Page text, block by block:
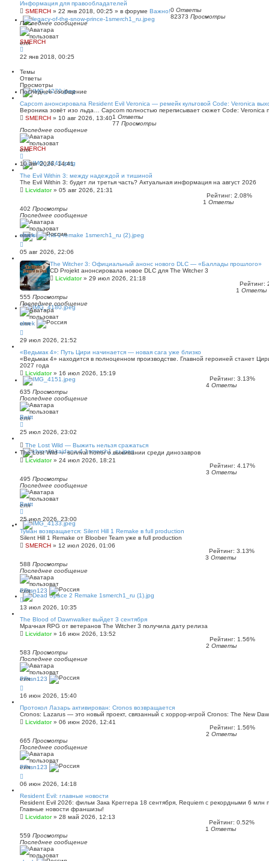
Информация для правообладателей
SMERCH » 22 янв 2018, 00:25 » в форуме Важно!0 Ответы
82373 Просмотры
Последнее сообщение
SMERCH
22 янв 2018, 00:25
Темы
Ответы
Просмотры
Последнее сообщение
Capcom анонсировала Resident Evil Veronica — ремейк культовой Code: Veronica
Вероника зовёт изо льда… Capcom полностью переписывает сюжет Code: Veronica
SMERCH » 10 авг 2026, 13:401 Ответы
77 Просмотры
Последнее сообщение
SMERCH
10 авг 2026, 14:41
The Evil Within 3: между надеждой и тишиной
The Evil Within 3: будет ли третья часть? Актуальная информация на август 2026
Licvidator» 05 авг 2026, 21:31
Рейтинг: 2.08%
1 Ответы
402 Просмотры
Последнее сообщение
shrek
05 авг 2026, 22:06
The Witcher 3: Официальный анонс нового DLC — «Баллады прошлого»
CD Projekt анонсировала новое DLC для The Witcher 3
Licvidator» 29 июл 2026, 21:18
Рейтинг:
1 Ответы
555 Просмотры
Последнее сообщение
shrek
29 июл 2026, 21:52
«Ведьмак 4»: Путь Цири начинается — новая сага уже близко
«Ведьмак 4» находится в полноценном производстве. Главной героиней станет
2027 года
Licvidator» 16 июл 2026, 15:19
Рейтинг: 3.13%
4 Ответы
635 Просмотры
Последнее сообщение
Bottt
25 июл 2026, 23:02
The Lost Wild — Выжить нельзя сражаться
The Lost Wild — survival horror о выживании среди динозавров
Licvidator» 24 июл 2026, 18:21
Рейтинг: 4.17%
3 Ответы
495 Просмотры
Последнее сообщение
Bottt
25 июл 2026, 23:00
Туман возвращается: Silent Hill 1 Remake в full production
Silent Hill 1 Remake от Bloober Team уже в full production
SMERCH » 12 июл 2026, 01:06
Рейтинг: 3.13%
3 Ответы
588 Просмотры
Последнее сообщение
PPtsn123
13 июл 2026, 10:35
The Blood of Dawnwalker выйдет 3 сентября
Мрачная RPG от ветеранов The Witcher 3 получила дату релиза
Licvidator» 16 июн 2026, 13:52
Рейтинг: 1.56%
2 Ответы
583 Просмотры
Последнее сообщение
PPtsn123
16 июн 2026, 15:40
Протокол Лазарь активирован: Cronos возвращается
Cronos: Lazarus — это новый проект, связанный с хоррор-игрой Cronos: The New
Licvidator» 06 июн 2026, 12:41
Рейтинг: 1.56%
2 Ответы
665 Просмотры
Последнее сообщение
PPtsn123
06 июн 2026, 14:18
Resident Evil: главные новости
Resident Evil 2026: фильм Зака Креггера 18 сентября, Requiem с рекордными 6 млн
Главные новости франшизы!
Licvidator» 28 май 2026, 12:13
Рейтинг: 0.52%
1 Ответы
559 Просмотры
Последнее сообщение